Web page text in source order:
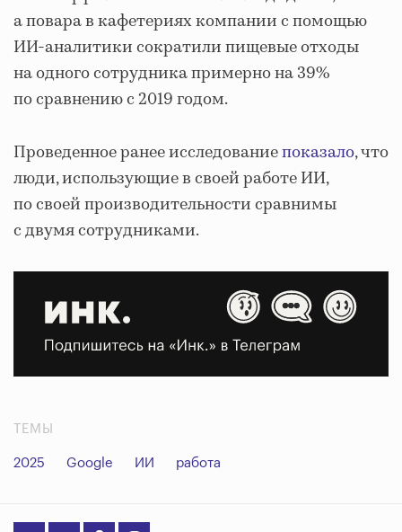
а повара в кафетериях компании с помощью
ИИ-аналитики сократили пищевые отходы
на одного сотрудника примерно на 39%
по сравнению с 2019 годом.
Проведенное ранее исследованиепоказало, что
люди, использующие в своей работе ИИ,
по своей производительности сравнимы
с двумя сотрудниками.
ТЕМЫ
2025 Google ИИ работа